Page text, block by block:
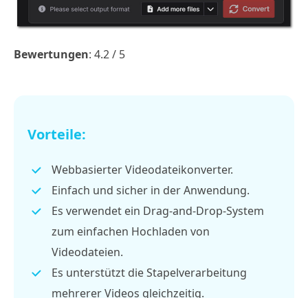
Bewertungen: 4.2 / 5
Vorteile:
Webbasierter Videodateikonverter.
Einfach und sicher in der Anwendung.
Es verwendet ein Drag-and-Drop-System
zum einfachen Hochladen von
Videodateien.
Es unterstützt die Stapelverarbeitung
mehrerer Videos gleichzeitig.